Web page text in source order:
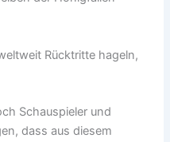
Rücktritte hageln,
Schauspieler und
dass aus diesem